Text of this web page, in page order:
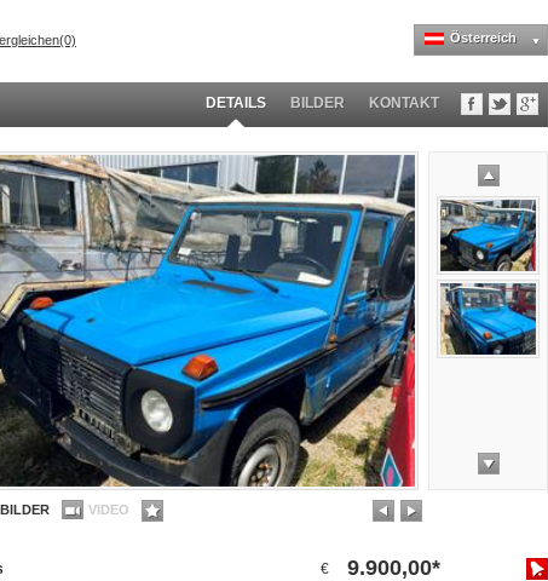
Österreich
DETAILS BILDER KONTAKT
BILDER VIDEO
€ 9.900,00*